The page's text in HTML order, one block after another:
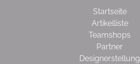
Startseite
Artikelliste
Teamshops
Partner
Designerstellung